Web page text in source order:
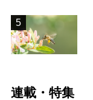
5
連載・特集